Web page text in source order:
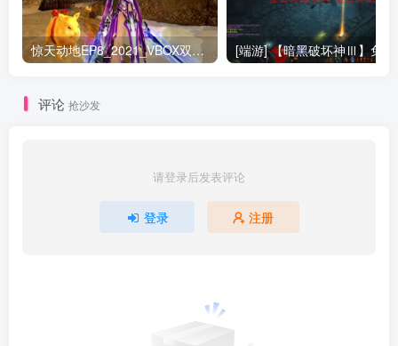
惊天动地EP8_2021_VBOX双虚拟机单机版 win10可玩
评论 抢沙发
请登录后发表评论
登录 注册